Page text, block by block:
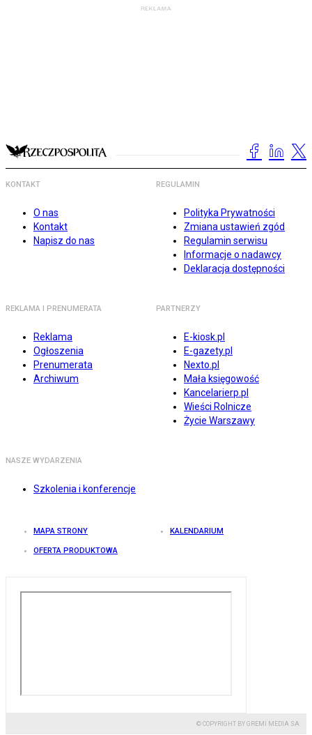
KONTAKT
O nas
Kontakt
Napisz do nas
REGULAMIN
Polityka Prywatności
Zmiana ustawień zgód
Regulamin serwisu
Informacje o nadawcy
Deklaracja dostępności
REKLAMA I PRENUMERATA
Reklama
Ogłoszenia
Prenumerata
Archiwum
PARTNERZY
E-kiosk.pl
E-gazety.pl
Nexto.pl
Mała księgowość
Kancelarierp.pl
Wieści Rolnicze
Życie Warszawy
NASZE WYDARZENIA
Szkolenia i konferencje
MAPA STRONY KALENDARIUM
OFERTA PRODUKTOWA
© COPYRIGHT BY GREMI MEDIA SA